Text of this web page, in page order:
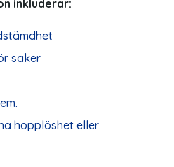
inkluderar:
saker
hopplöshet eller